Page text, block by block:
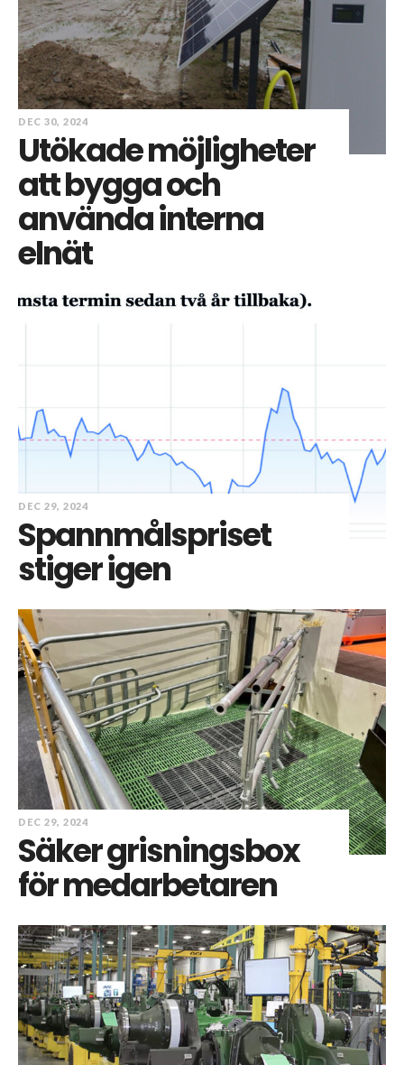
DEC 30, 2024
Utökade möjligheter
att bygga och
använda interna
elnät
DEC 29, 2024
Spannmålspriset
stiger igen
DEC 29, 2024
Säker grisningsbox
för medarbetaren